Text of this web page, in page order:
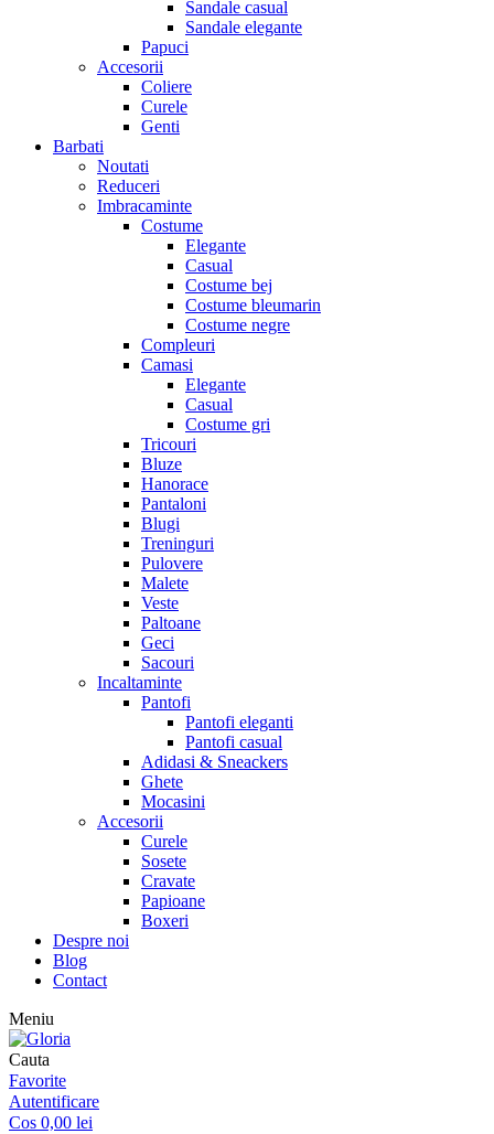
Sandale casual
Sandale elegante
Papuci
Accesorii
Coliere
Curele
Genti
Barbati
Noutati
Reduceri
Imbracaminte
Costume
Elegante
Casual
Costume bej
Costume bleumarin
Costume negre
Compleuri
Camasi
Elegante
Casual
Costume gri
Tricouri
Bluze
Hanorace
Pantaloni
Blugi
Treninguri
Pulovere
Malete
Veste
Paltoane
Geci
Sacouri
Incaltaminte
Pantofi
Pantofi eleganti
Pantofi casual
Adidasi & Sneackers
Ghete
Mocasini
Accesorii
Curele
Sosete
Cravate
Papioane
Boxeri
Despre noi
Blog
Contact
Meniu
Cauta
Favorite
Autentificare
Cos 0,00 lei